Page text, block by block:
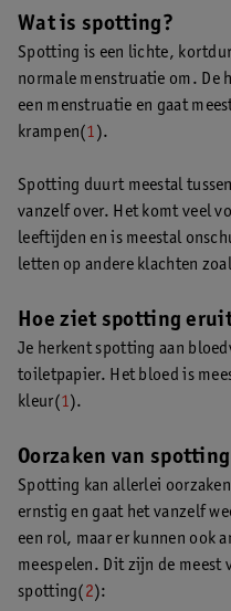
Wat is spotting?
Spotting is een lichte,
normale menstruatie om. De
een menstruatie en gaat
krampen(1).
Spotting duurt meestal
vanzelf over. Het komt veel
leeftijden en is meestal
letten op andere klachten
Hoe ziet spotting
Je herkent spotting aan
toiletpapier. Het bloed is
kleur(1).
Oorzaken van spotting
Spotting kan allerlei
ernstig en gaat het vanzelf
een rol, maar er kunnen ook
meespelen. Dit zijn de meest
spotting(2):